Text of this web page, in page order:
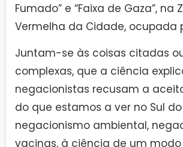
Fumado” e “Faixa de Gaza”, na
Vermelha da Cidade, ocupada
Juntam-se às coisas citadas
complexas, que a ciência
negacionistas recusam a
do que estamos a ver no Sul do
negacionismo ambiental,
vacinas, à ciência de um modo